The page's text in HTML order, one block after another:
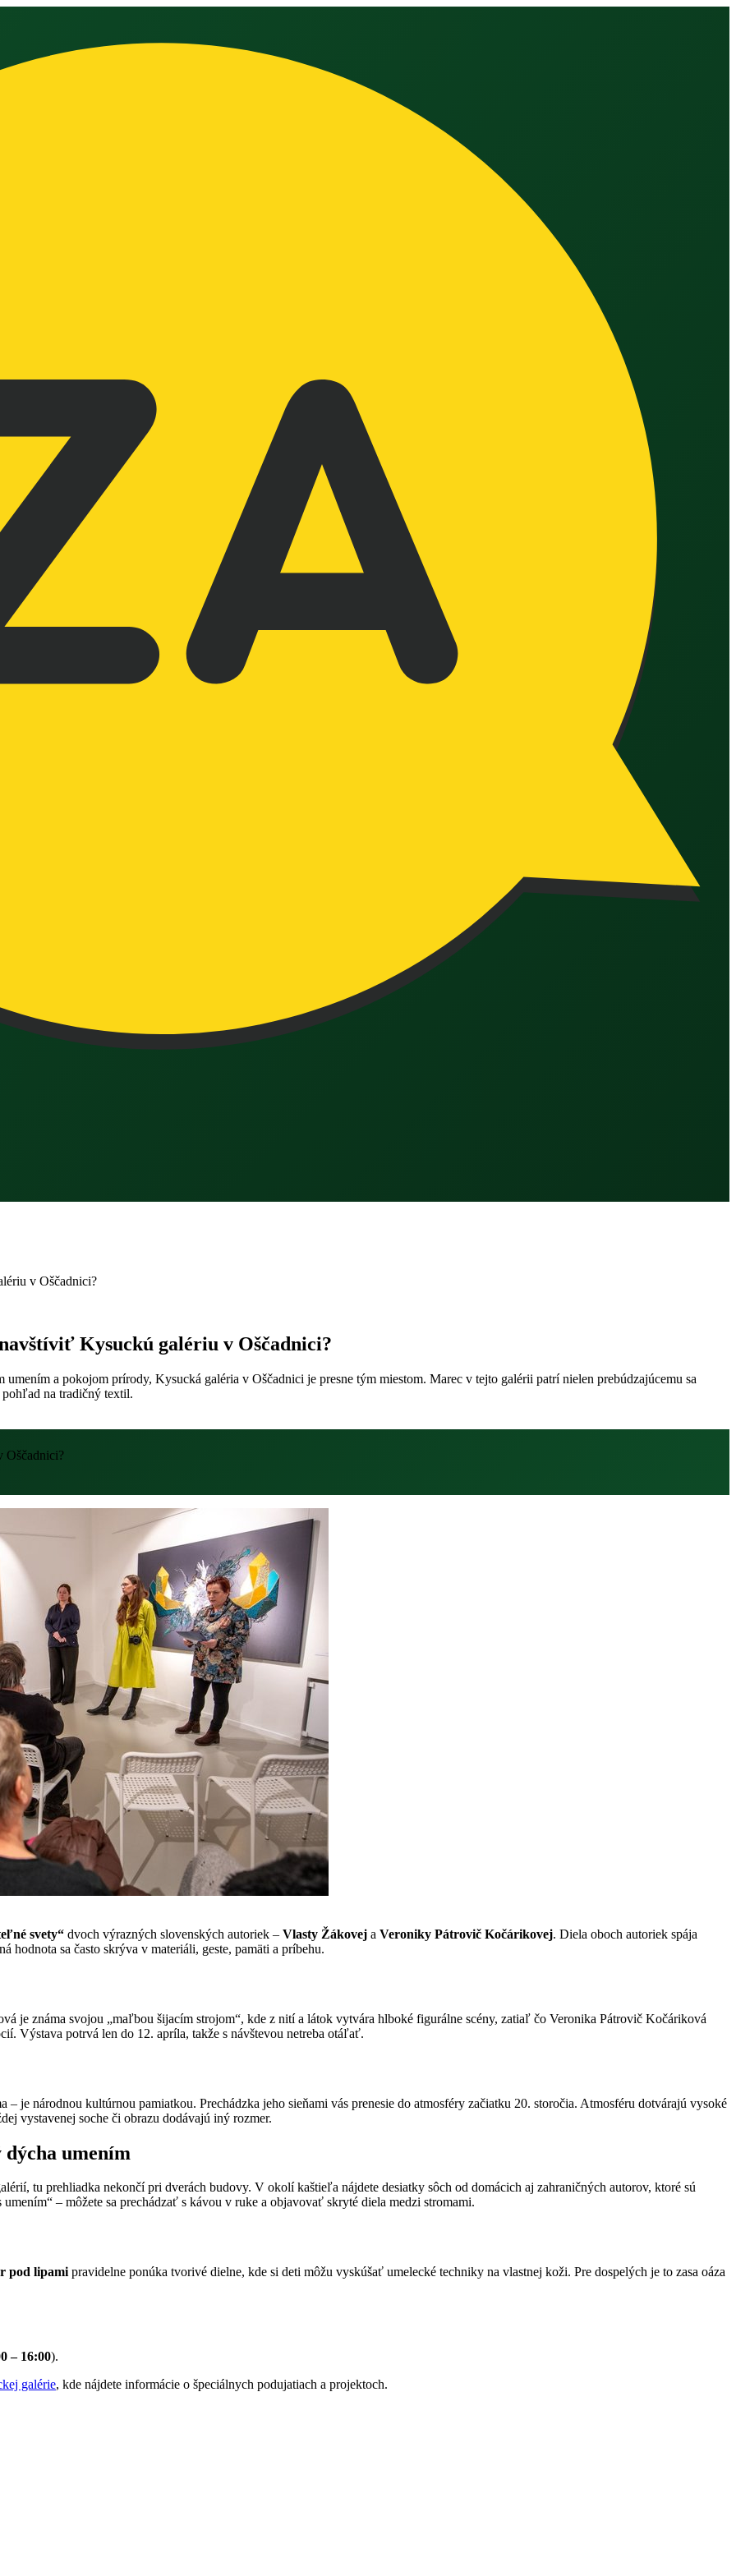
v Oščadnici?
Kysuckú galériu v Oščadnici?
a pokojom prírody, Kysucká galéria v Oščadnici je presne tým miestom. Marec v tejto galérii patrí nielen prebúdzajúcemu sa
na tradičný textil.
Oščadnici?
svety“ dvoch výrazných slovenských autoriek – Vlasty Žákovej a Veroniky Pátrovič Kočárikovej. Diela oboch autoriek spája
sa často skrýva v materiáli, geste, pamäti a príbehu.
je známa svojou „maľbou šijacím strojom“, kde z nití a látok vytvára hlboké figurálne scény, zatiaľ čo Veronika Pátrovič Kočáriková
Výstava potrvá len do 12. apríla, takže s návštevou netreba otáľať.
– je národnou kultúrnou pamiatkou. Prechádzka jeho sieňami vás prenesie do atmosféry začiatku 20. storočia. Atmosféru dotvárajú vysoké
vystavenej soche či obrazu dodávajú iný rozmer.
umením
tu prehliadka nekončí pri dverách budovy. V okolí kaštieľa nájdete desiatky sôch od domácich aj zahraničných autorov, ktoré sú
– môžete sa prechádzať s kávou v ruke a objavovať skryté diela medzi stromami.
pod lipami pravidelne ponúka tvorivé dielne, kde si deti môžu vyskúšať umelecké techniky na vlastnej koži. Pre dospelých je to zasa oáza
– 16:00).
galérie, kde nájdete informácie o špeciálnych podujatiach a projektoch.